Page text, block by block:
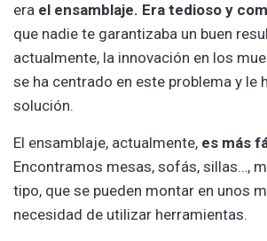
era el ensamblaje. Era tedioso y
que nadie te garantizaba un buen
actualmente, la innovación en los
se ha centrado en este problema y le
solución.
El ensamblaje, actualmente, es más
Encontramos mesas, sofás, sillas…,
tipo, que se pueden montar en unos
necesidad de utilizar herramientas.